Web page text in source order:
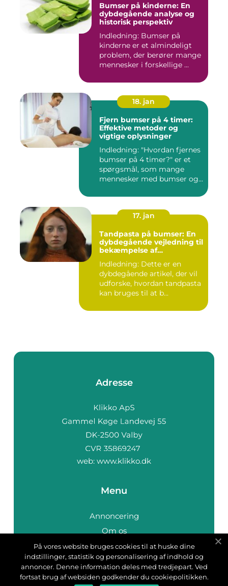
Bumser på kinderne: En
dybdegående analyse og
historisk perspektiv
Indledning: Bumser på
kinderne er et almindeligt
problem, der berører mange
mennesker i forskellige ...
18. jan
Fjern bumser på 4 timer:
Effektive metoder og
vigtige oplysninger
Indledning: "Hvordan fjernes
bumser på 4 timer?" er et
spørgsmål, som mange
mennesker med bumser og...
17. jan
Tandpasta på bumser: En
dybdegående vejledning til
bekæmpelse af
Indledning: Dette er en
dybdegående artikel, der vil
udforske, hvordan tandpasta
kan bruges til at b...
Adresse
web: www.klikko.dk
Menu
Annoncering
Om os
Cookies
Kontakt os
Sitemap
På vores website bruges cookies til at huske dine
indstillinger, statistik og personalisering af indhold og
annoncer. Denne information deles med tredjepart. Ved
fortsat brug af websiden godkender du cookiepolitikken.